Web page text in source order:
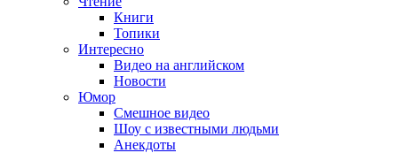
Книги
Топики
Интересно
Видео на английском
Новости
Юмор
Смешное видео
Шоу с известными людьми
Анекдоты